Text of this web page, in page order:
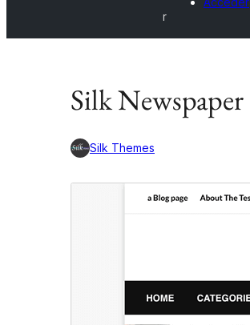
r
Silk Newspaper
Silk Themes